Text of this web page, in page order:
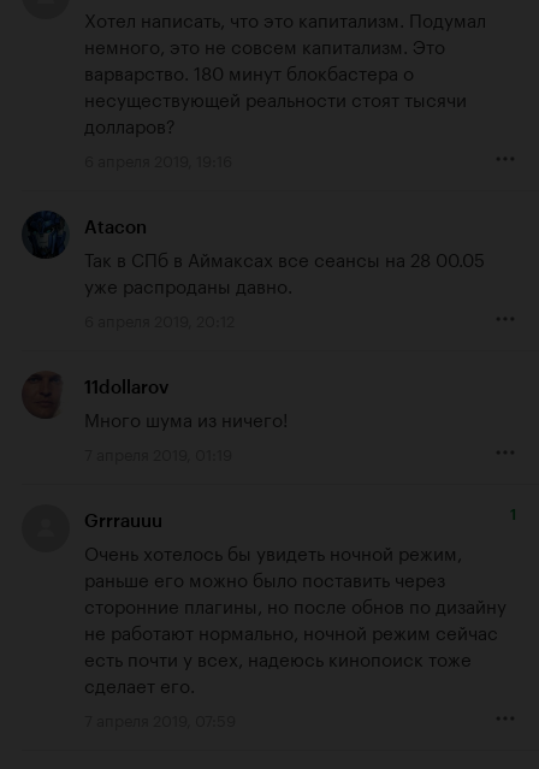
Хотел написать, что это капитализм. Подумал
немного, это не совсем капитализм. Это
варварство. 180 минут блокбастера о
несуществующей реальности стоят тысячи
долларов?
Atacon
Так в СПб в Аймаксах все сеансы на 28 00.05
уже распроданы давно.
11dollarov
Много шума из ничего!
Grrrauuu 1
Очень хотелось бы увидеть ночной режим,
раньше его можно было поставить через
сторонние плагины, но после обнов по дизайну
не работают нормально, ночной режим сейчас
есть почти у всех, надеюсь кинопоиск тоже
сделает его.